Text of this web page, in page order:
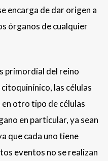
encarga de dar origen a
órganos de cualquier
primordial del reino
las células
otro tipo de células
en particular, ya sean
que cada uno tiene
eventos no se realizan